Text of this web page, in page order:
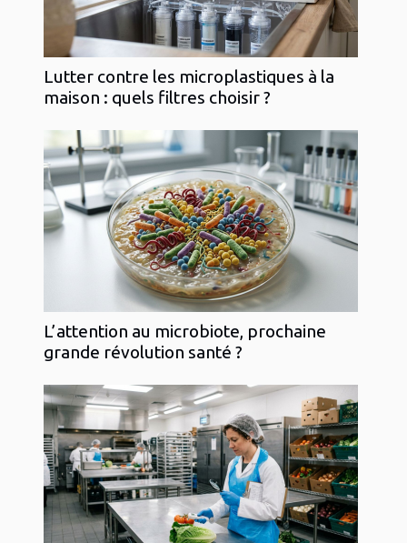
Lutter contre les microplastiques à la
maison : quels filtres choisir ?
L’attention au microbiote, prochaine
grande révolution santé ?